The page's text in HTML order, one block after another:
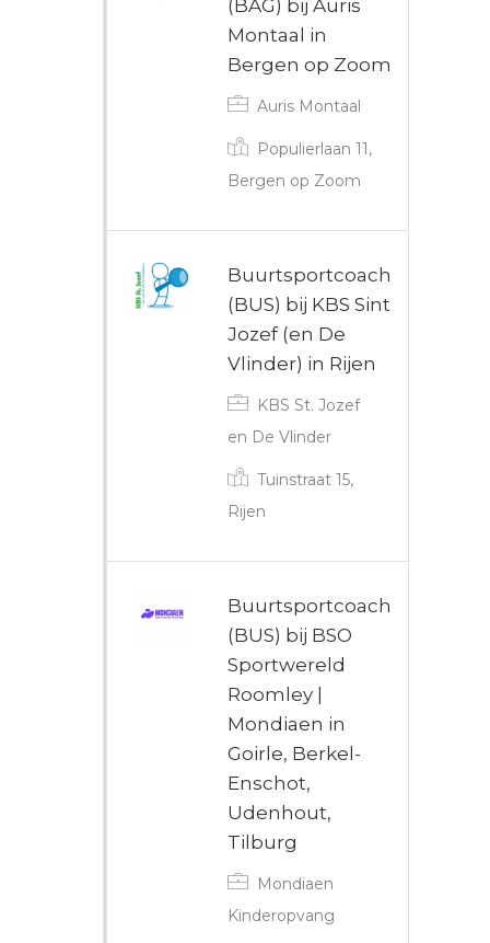
(BAG) bij Auris
Montaal in
Bergen op Zoom
Auris Montaal
Populierlaan 11,
Bergen op Zoom
Buurtsportcoach
(BUS) bij KBS Sint
Jozef (en De
Vlinder) in Rijen
KBS St. Jozef
en De Vlinder
Tuinstraat 15,
Rijen
Buurtsportcoach
(BUS) bij BSO
Sportwereld
Roomley |
Mondiaen in
Goirle, Berkel-
Enschot,
Udenhout,
Tilburg
Mondiaen
Kinderopvang